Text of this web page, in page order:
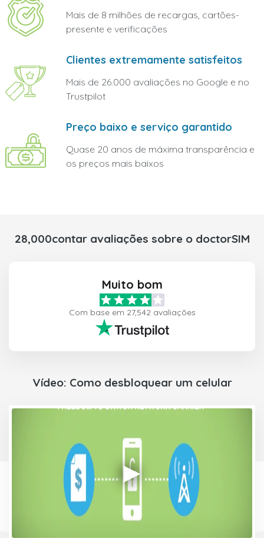
Mais de 8 milhões de recargas, cartões-
presente e verificações
Clientes extremamente satisfeitos
Mais de 26.000 avaliações no Google e no
Trustpilot
Preço baixo e serviço garantido
Quase 20 anos de máxima transparência e
os preços mais baixos
28,000contar avaliações sobre o doctorSIM
Muito bom
Com base em 27,542 avaliações
Vídeo: Como desbloquear um celular